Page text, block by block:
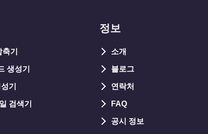
기
생성기
기
검색기
정보
소개
블로그
연락처
FAQ
공시 정보